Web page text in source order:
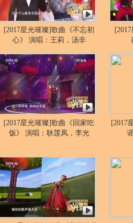
[2017星光璀璨]歌曲《不忘初
心》 演唱：王莉，汤非
[2017星光璀璨]歌曲《回家吃
饭》 演唱：耿莲凤，李光
[2017